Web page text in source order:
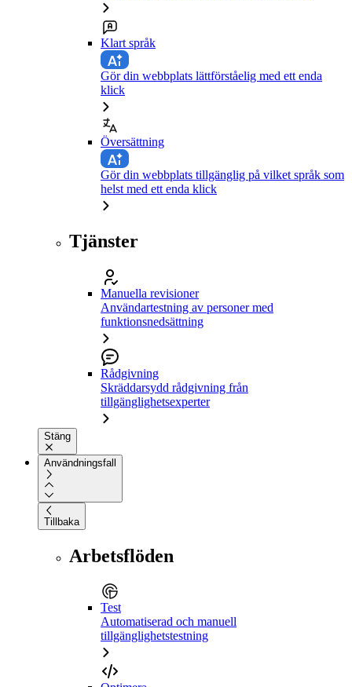
Klart språk
Gör din webbplats lättförståelig med ett enda
klick
Översättning
Gör din webbplats tillgänglig på vilket språk som
helst med ett enda klick
Tjänster
Manuella revisioner
Användartestning av personer med
funktionsnedsättning
Rådgivning
Skräddarsydd rådgivning från
tillgänglighetsexperter
Stäng
Användningsfall
Tillbaka
Arbetsflöden
Test
Automatiserad och manuell
tillgänglighetstestning